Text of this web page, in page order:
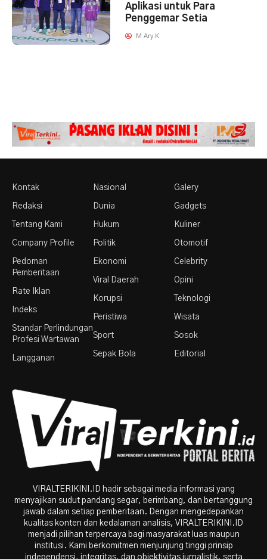
Aplikasi untuk Para
Penggemar Setia
M Ary K
Kontak
Redaksi
Tentang Kami
Company Profile
Pedoman
Pemberitaan
Rate Iklan
Indeks
Standar Perlindungan
Profesi Wartawan
Langganan
Nasional
Dunia
Hukum
Politik
Ekonomi
Viral Daerah
Korupsi
Peristiwa
Sport
Sepak Bola
Galery
Gadgets
Kuliner
Otomotif
Celebrity
Opini
Teknologi
Wisata
Sosok
Editorial
VIRALTERIKINI.ID hadir sebagai media informasi yang
menyajikan sudut pandang segar, berimbang, dan bertanggung
jawab dalam setiap pemberitaan. Dengan mengedepankan
kualitas konten dan kedalaman analisis, VIRALTERIKINI.ID
menjadi pilihan terpercaya bagi masyarakat luas maupun
institusi. Kami berkomitmen menjunjung tinggi prinsip
independensi, integritas, dan objektivitas jurnalistik, serta